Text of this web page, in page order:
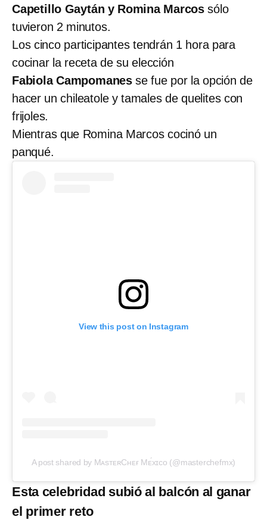
Capetillo Gaytán y Romina Marcos sólo
tuvieron 2 minutos.
Los cinco participantes tendrán 1 hora para
cocinar la receta de su elección
Fabiola Campomanes se fue por la opción de
hacer un chileatole y tamales de quelites con
frijoles.
Mientras que Romina Marcos cocinó un
panqué.
View this post on Instagram
A post shared by MᴀsᴛᴇʀCʜᴇғ Mᴇ́xɪᴄᴏ (@masterchefmx)
Esta celebridad subió al balcón al ganar
el primer reto